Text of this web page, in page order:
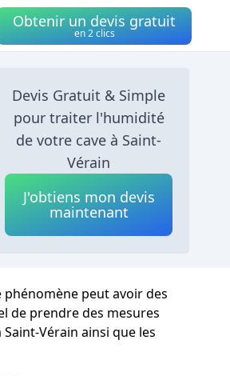
Obtenir un devis gratuit
en 2 clics
Devis Gratuit & Simple
pour traiter l'humidité
de votre cave à Saint-
Vérain
J'obtiens mon devis
maintenant
peut avoir des
de prendre des mesures
Vérain ainsi que les